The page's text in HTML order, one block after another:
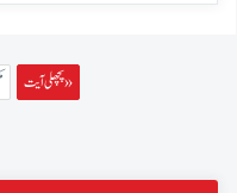
پچھلی آیت »